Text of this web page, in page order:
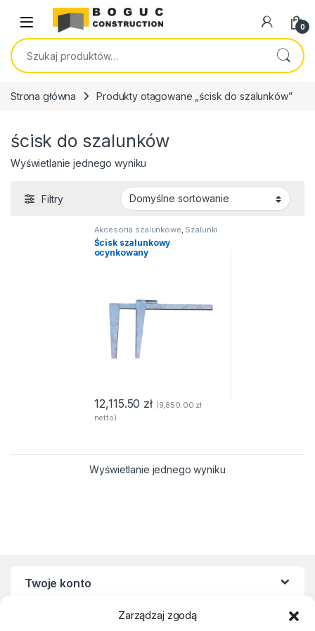
Zarządzaj zgodą
Skip to navigation
Skip to content
Open 0
Szukaj:
Strona główna Produkty otagowane „ścisk do szalunków”
ścisk do szalunków
Wyświetlanie jednego wyniku
Filtry
Akcesoria szalunkowe, Szalunki
3S system, Szalunki ścienne
Żabki, obcęgi, druty, ściski
Ścisk szalunkowy
ocynkowany
12,115.50 zł (9,850.00 zł
netto)
Wyświetlanie jednego wyniku
Twoje konto